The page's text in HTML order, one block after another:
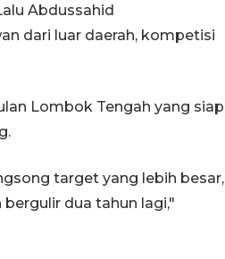
Abdussahid
dari luar daerah, kompetisi
Lombok Tengah yang siap
target yang lebih besar,
dua tahun lagi,"